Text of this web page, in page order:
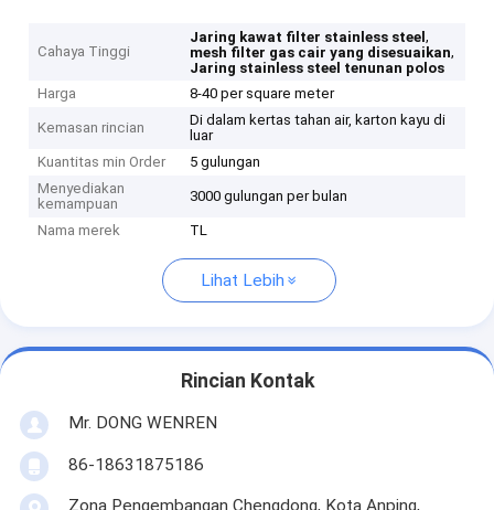
Cahaya Tinggi
Jaring kawat filter stainless steel,
mesh filter gas cair yang disesuaikan,
Jaring stainless steel tenunan polos
Harga
8-40 per square meter
Kemasan rincian
Di dalam kertas tahan air, karton kayu di
luar
Kuantitas min Order
5 gulungan
Menyediakan
kemampuan
3000 gulungan per bulan
Nama merek TL
Lihat Lebih
Rincian Kontak
Mr. DONG WENREN
86-18631875186
Zona Pengembangan Chengdong, Kota Anping,